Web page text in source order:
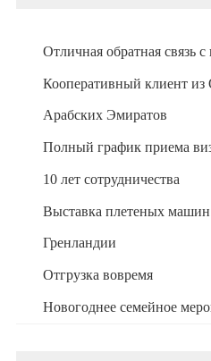
Отличная обратная связь
Кооперативный клиент
Арабских Эмиратов
Полный график приема
10 лет сотрудничества
Выставка плетеных
Гренландии
Отгрузка вовремя
Новогоднее семейное